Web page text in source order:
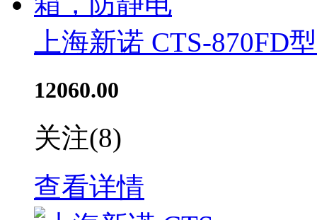
上海新诺 CTS-870FD
12060.00
关注(8)
查看详情